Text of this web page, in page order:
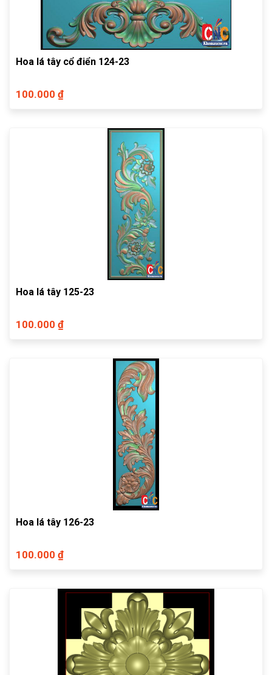
Hoa lá tây cổ điển 124-23
100.000 ₫
Hoa lá tây 125-23
100.000 ₫
Hoa lá tây 126-23
100.000 ₫